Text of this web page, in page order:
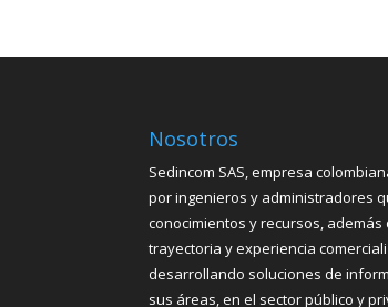
Nosotros
Sedincom SAS, empresa
por ingenieros y administradores
conocimientos y recursos, además
trayectoria y experiencia
desarrollando soluciones de
sus áreas, en el sector público y